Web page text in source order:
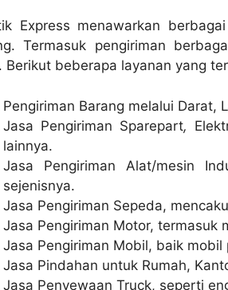
Express menawarkan
Termasuk pengiriman
Berikut beberapa layanan yang
Pengiriman Barang melalui Darat,
Jasa Pengiriman Sparepart,
lainnya.
Jasa Pengiriman Alat/mesin
sejenisnya.
Jasa Pengiriman Sepeda,
Jasa Pengiriman Motor, termasuk
Jasa Pengiriman Mobil, baik
Jasa Pindahan untuk Rumah,
Jasa Penyewaan Truck, seperti